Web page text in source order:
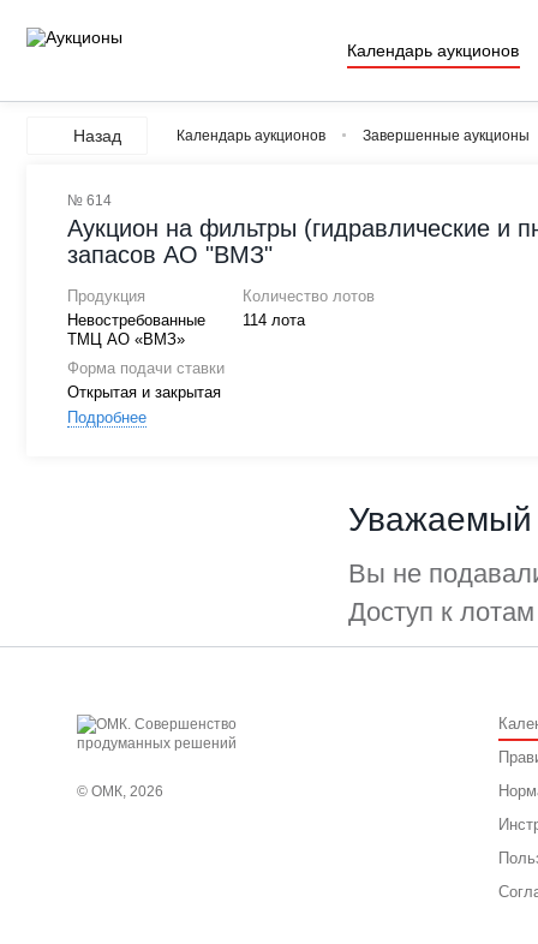
Календарь аукционов
Назад Календарь аукционов Завершенные аукционы
№ 614
Аукцион на фильтры (гидравлические и
запасов АО "ВМЗ"
Продукция
Невостребованные
ТМЦ АО «ВМЗ»
Количество лотов
114 лота
Форма подачи ставки
Открытая и закрытая
Подробнее
Уважаемый
Вы не
Доступ к
© ОМК, 2026